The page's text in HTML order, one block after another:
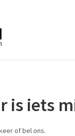
is iets
of bel ons.